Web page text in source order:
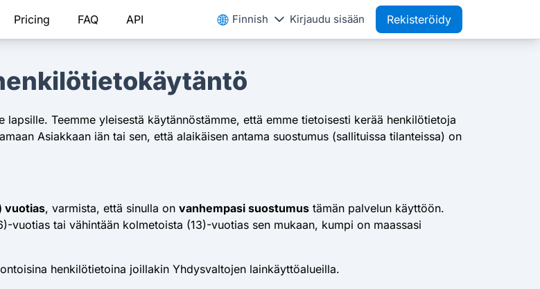
Pricing FAQ API Finnish Kirjaudu sisään Rekisteröidy
Teemme yleisestä käytännöstämme, että emme tietoisesti kerää henkilötietoja
Asiakkaan iän tai sen, että alaikäisen antama suostumus (sallituissa tilanteissa) on
vuotias, varmista, että sinulla on vanhempasi suostumus tämän palvelun käyttöön.
vuotias tai vähintään kolmetoista (13)-vuotias sen mukaan, kumpi on maassasi
henkilötietoina joillakin Yhdysvaltojen lainkäyttöalueilla.